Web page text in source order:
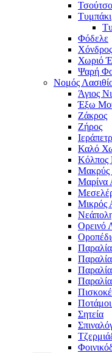
Τυμπάκι
Φόδελε
Χόνδρος
Χωριό
Ψαρή
Νομός
Άγιος
Έξω
Ζάκρος
Ζήρος
Καλό
Κόλπος
Μακρύς
Μαρίνα
Μικρός
Ορεινό
Ποτάμοι
Σητεία